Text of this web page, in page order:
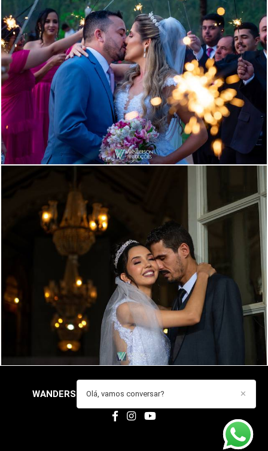
928 2
888
WANDERSON DE OLIVEIRA ARAUJO ✕
Olá, vamos conversar?